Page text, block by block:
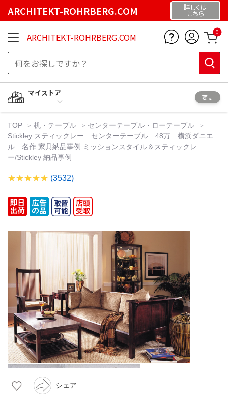
ARCHITEKT-ROHRBERG.COM 詳しくは
こちら
ARCHITEKT-ROHRBERG.COM 0
マイストア
変更
TOP 机・テーブル
センターテーブル・ローテーブル
Stickley スティックレー センターテーブル 48万 横浜ダニエ
ル 名作 家具納品事例 ミッションスタイル＆スティックレ
ー/Stickley 納品事例
(3532)
シェア